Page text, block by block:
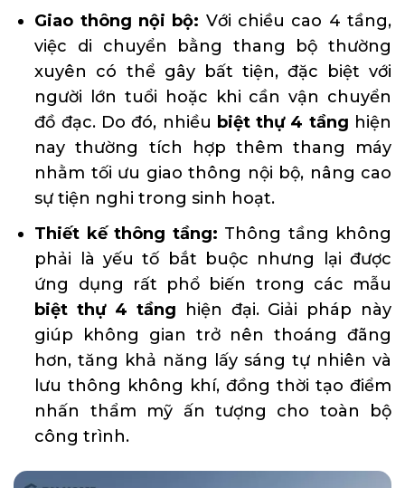
Giao thông nội bộ: Với chiều cao 4 tầng,
việc di chuyển bằng thang bộ thường
xuyên có thể gây bất tiện, đặc biệt với
người lớn tuổi hoặc khi cần vận chuyển
đồ đạc. Do đó, nhiều biệt thự 4 tầng hiện
nay thường tích hợp thêm thang máy
nhằm tối ưu giao thông nội bộ, nâng cao
sự tiện nghi trong sinh hoạt.
Thiết kế thông tầng: Thông tầng không
phải là yếu tố bắt buộc nhưng lại được
ứng dụng rất phổ biến trong các mẫu
biệt thự 4 tầng hiện đại. Giải pháp này
giúp không gian trở nên thoáng đãng
hơn, tăng khả năng lấy sáng tự nhiên và
lưu thông không khí, đồng thời tạo điểm
nhấn thẩm mỹ ấn tượng cho toàn bộ
công trình.